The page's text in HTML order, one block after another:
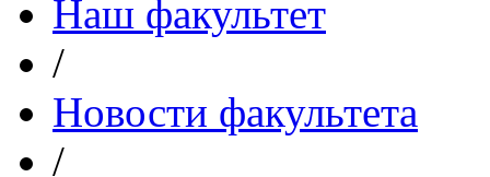
Наш факультет
/
Новости факультета
/